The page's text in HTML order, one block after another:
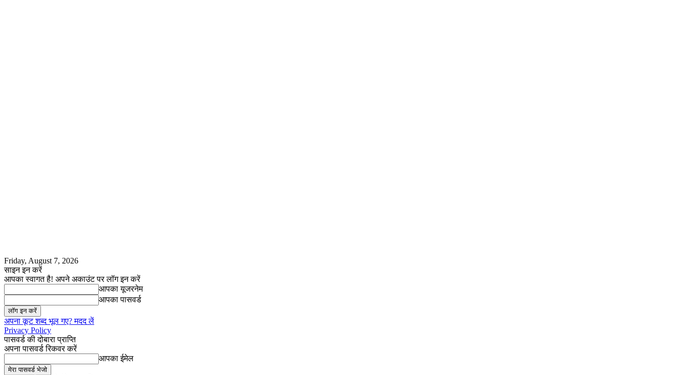
Friday, August 7, 2026
साइन इन करें
आपका स्वागत है! अपने अकाउंट पर लॉग इन करें
आपका यूजरनेम
आपका पासवर्ड
अपना कूट शब्द भूल गए? मदद लें
Privacy Policy
पासवर्ड की दोबारा प्राप्ति
अपना पासवर्ड रिकवर करें
आपका ईमेल